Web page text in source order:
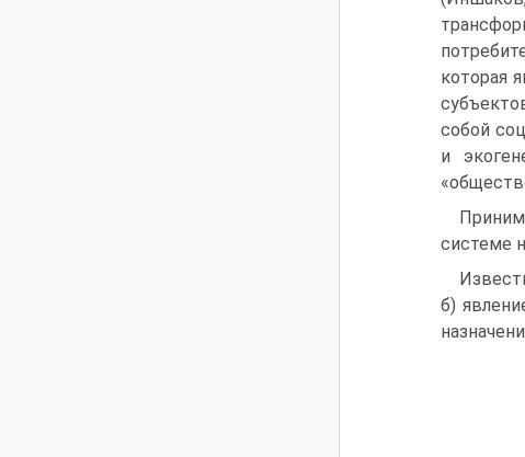
которая
собой
и
системе
б)